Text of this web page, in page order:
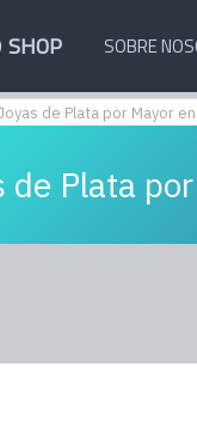
SHOP SOBRE
de Plata por Mayor
de Plata